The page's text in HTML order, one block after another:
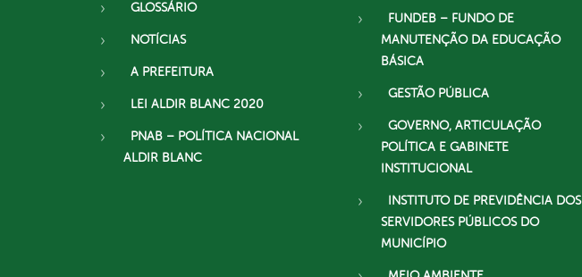
GLOSSÁRIO
NOTÍCIAS
A PREFEITURA
LEI ALDIR BLANC 2020
PNAB – POLÍTICA NACIONAL
ALDIR BLANC
FUNDEB – FUNDO DE
MANUTENÇÃO DA EDUCAÇÃO
BÁSICA
GESTÃO PÚBLICA
GOVERNO, ARTICULAÇÃO
POLÍTICA E GABINETE
INSTITUCIONAL
INSTITUTO DE PREVIDÊNCIA DOS
SERVIDORES PÚBLICOS DO
MUNICÍPIO